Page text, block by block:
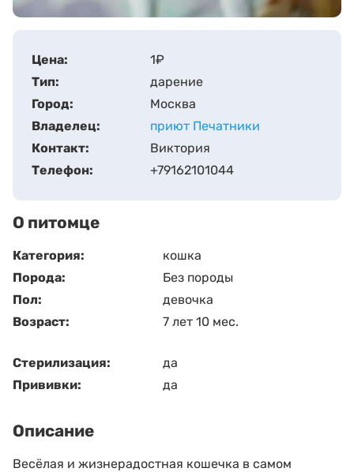
Цена: 1₽
Тип:
дарение
Город:
Москва
Владелец:
приют Печатники
Контакт:
Виктория
Телефон:
+79162101044
О питомце
Категория:
кошка
Порода:
Без породы
Пол:
девочка
Возраст:
7 лет 10 мес.
Стерилизация:
да
Прививки:
да
Описание
Весёлая и жизнерадостная кошечка в самом